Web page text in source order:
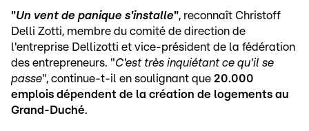
"Un vent de panique s'installe", reconnaît Christoff
Delli Zotti, membre du comité de direction de
l'entreprise Dellizotti et vice-président de la fédération
des entrepreneurs. "C'est très inquiétant ce qu'il se
passe", continue-t-il en soulignant que 20.000
emplois dépendent de la création de logements au
Grand-Duché.